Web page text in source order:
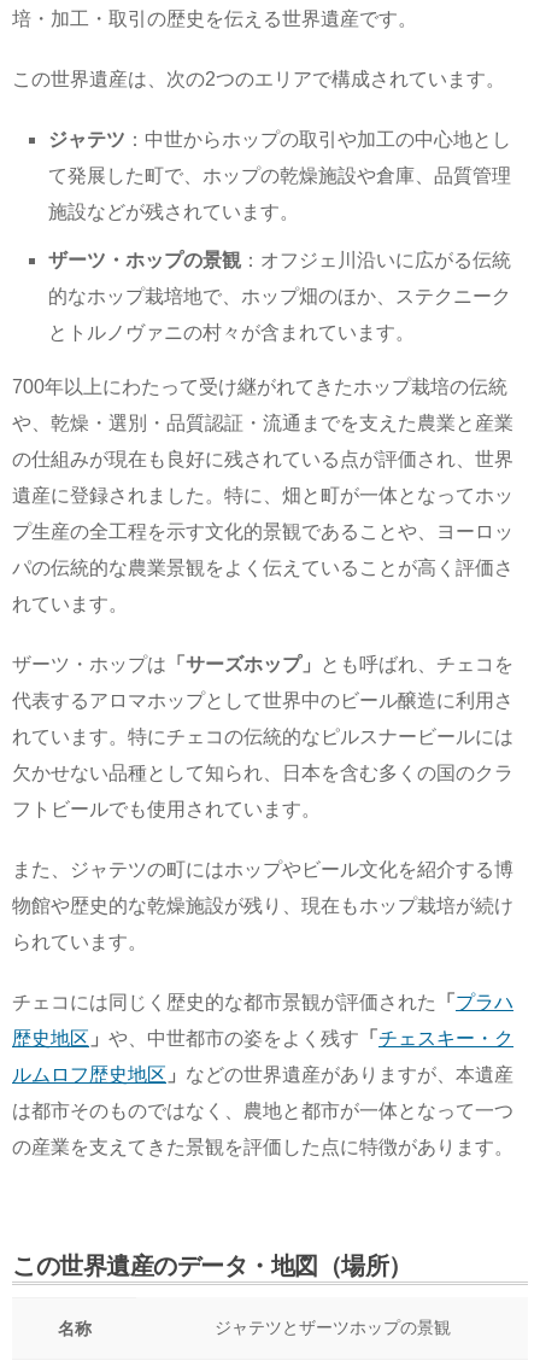
培・加工・取引の歴史を伝える世界遺産です。
この世界遺産は、次の2つのエリアで構成されています。
ジャテツ ：中世からホップの取引や加工の中心地とし
て発展した町で、ホップの乾燥施設や倉庫、品質管理
施設などが残されています。
ザーツ・ホップの景観 ：オフジェ川沿いに広がる伝統
的なホップ栽培地で、ホップ畑のほか、ステクニーク
とトルノヴァニの村々が含まれています。
700年以上にわたって受け継がれてきたホップ栽培の伝統
や、乾燥・選別・品質認証・流通までを支えた農業と産業
の仕組みが現在も良好に残されている点が評価され、世界
遺産に登録されました。特に、畑と町が一体となってホッ
プ生産の全工程を示す文化的景観であることや、ヨーロッ
パの伝統的な農業景観をよく伝えていることが高く評価さ
れています。
ザーツ・ホップは 「サーズホップ」
とも呼ばれ、チェコを
代表するアロマホップとして世界中のビール醸造に利用さ
れています。特にチェコの伝統的なピルスナービールには
欠かせない品種として知られ、日本を含む多くの国のクラ
フトビールでも使用されています。
また、ジャテツの町にはホップやビール文化を紹介する博
物館や歴史的な乾燥施設が残り、現在もホップ栽培が続け
られています。
チェコには同じく歴史的な都市景観が評価された 「 プラハ
歴史地区 」 や、中世都市の姿をよく残す 「 チェスキー・ク
ルムロフ歴史地区 」 などの世界遺産がありますが、本遺産
は都市そのものではなく、農地と都市が一体となって一つ
の産業を支えてきた景観を評価した点に特徴があります。
この世界遺産のデータ・地図（場所）
名称 ジャテツとザーツホップの景観